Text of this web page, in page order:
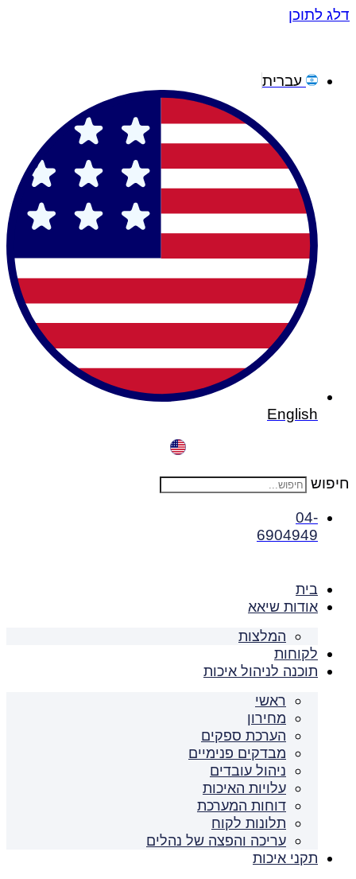
דלג לתוכן
עברית
English
חיפוש
04-
6904949
בית
אודות שיאא
המלצות
לקוחות
תוכנה לניהול איכות
ראשי
מחירון
הערכת ספקים
מבדקים פנימיים
ניהול עובדים
עלויות האיכות
דוחות המערכת
תלונות לקוח
עריכה והפצה של נהלים
תקני איכות